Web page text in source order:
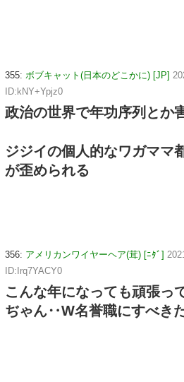
355: ボブキャット(日本のどこかに) [JP]
ID:kNY+Ypjz0
政治の世界で年功序列とか
ジジイの個人的なワガママ
が歪められる
356: アメリカンワイヤーヘア(茸) [ﾆﾀﾞ]
ID:Irq7YACY0
こんな年になっても頑張っ
ぢゃん‥W名誉職にすべき